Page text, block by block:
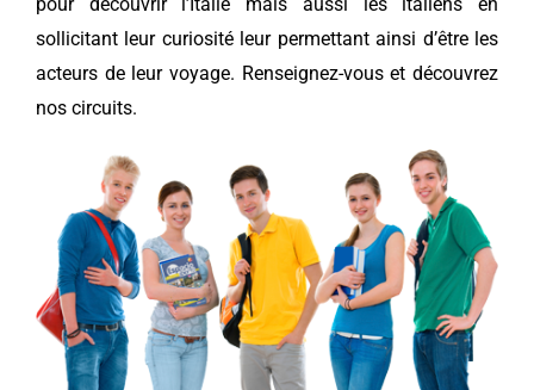
sollicitant leur curiosité leur permettant ainsi d’être les
acteurs de leur voyage. Renseignez-vous et découvrez
nos circuits.